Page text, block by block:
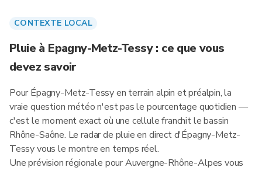
CONTEXTE LOCAL
Pluie à Epagny-Metz-Tessy : ce que vous
devez savoir
Pour Épagny-Metz-Tessy en terrain alpin et préalpin, la
vraie question météo n'est pas le pourcentage quotidien —
c'est le moment exact où une cellule franchit le bassin
Rhône-Saône. Le radar de pluie en direct d'Épagny-Metz-
Tessy vous le montre en temps réel.
Une prévision régionale pour Auvergne-Rhône-Alpes vous